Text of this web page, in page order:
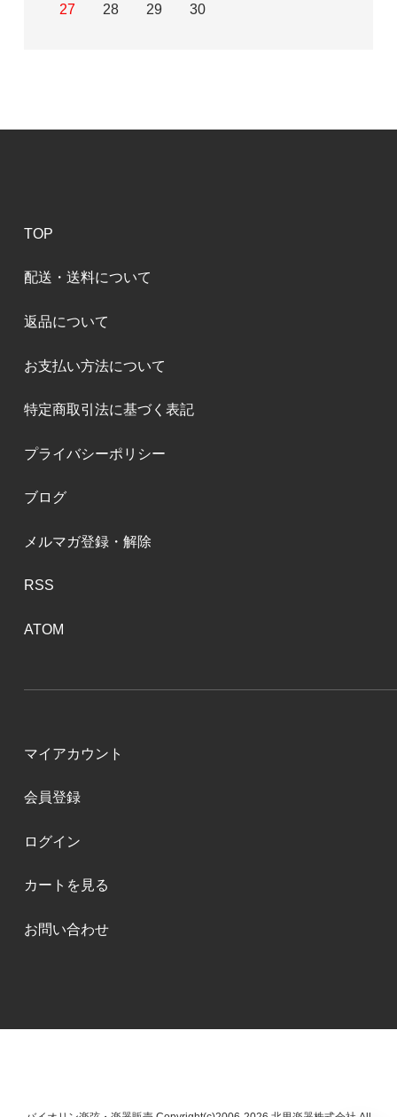
27 28 29 30
TOP
配送・送料について
返品について
お支払い方法について
特定商取引法に基づく表記
プライバシーポリシー
ブログ
メルマガ登録・解除
RSS
ATOM
マイアカウント
会員登録
ログイン
カートを見る
お問い合わせ